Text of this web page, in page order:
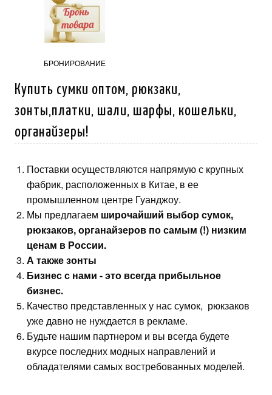
БРОНИРОВАНИЕ
Купить сумки оптом, рюкзаки,
зонты,платки, шали, шарфы, кошельки,
органайзеры!
Поставки осуществляются напрямую с крупных
фабрик, расположенных в Китае, в ее
промышленном центре Гуанджоу.
Мы предлагаем широчайший выбор сумок,
рюкзаков, органайзеров по самым (!) низким
ценам в России.
А также зонты
Бизнес с нами - это всегда прибыльное
бизнес.
Качество представленных у нас сумок, рюкзаков
уже давно не нуждается в рекламе.
Будьте нашим партнером и вы всегда будете
вкурсе последних модных направлений и
обладателями самых востребованных моделей.